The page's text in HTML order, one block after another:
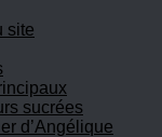
site
sucrées
d’Angélique